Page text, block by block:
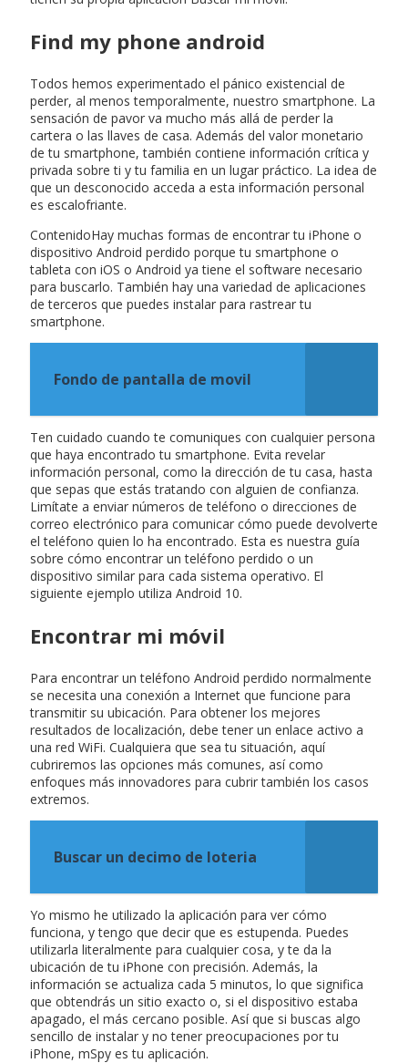
Find my phone android
Todos hemos experimentado el pánico existencial de
perder, al menos temporalmente, nuestro smartphone. La
sensación de pavor va mucho más allá de perder la
cartera o las llaves de casa. Además del valor monetario
de tu smartphone, también contiene información crítica y
privada sobre ti y tu familia en un lugar práctico. La idea de
que un desconocido acceda a esta información personal
es escalofriante.
ContenidoHay muchas formas de encontrar tu iPhone o
dispositivo Android perdido porque tu smartphone o
tableta con iOS o Android ya tiene el software necesario
para buscarlo. También hay una variedad de aplicaciones
de terceros que puedes instalar para rastrear tu
smartphone.
Fondo de pantalla de movil
Ten cuidado cuando te comuniques con cualquier persona
que haya encontrado tu smartphone. Evita revelar
información personal, como la dirección de tu casa, hasta
que sepas que estás tratando con alguien de confianza.
Limítate a enviar números de teléfono o direcciones de
correo electrónico para comunicar cómo puede devolverte
el teléfono quien lo ha encontrado. Esta es nuestra guía
sobre cómo encontrar un teléfono perdido o un
dispositivo similar para cada sistema operativo. El
siguiente ejemplo utiliza Android 10.
Encontrar mi móvil
Para encontrar un teléfono Android perdido normalmente
se necesita una conexión a Internet que funcione para
transmitir su ubicación. Para obtener los mejores
resultados de localización, debe tener un enlace activo a
una red WiFi. Cualquiera que sea tu situación, aquí
cubriremos las opciones más comunes, así como
enfoques más innovadores para cubrir también los casos
extremos.
Buscar un decimo de loteria
Yo mismo he utilizado la aplicación para ver cómo
funciona, y tengo que decir que es estupenda. Puedes
utilizarla literalmente para cualquier cosa, y te da la
ubicación de tu iPhone con precisión. Además, la
información se actualiza cada 5 minutos, lo que significa
que obtendrás un sitio exacto o, si el dispositivo estaba
apagado, el más cercano posible. Así que si buscas algo
sencillo de instalar y no tener preocupaciones por tu
iPhone, mSpy es tu aplicación.